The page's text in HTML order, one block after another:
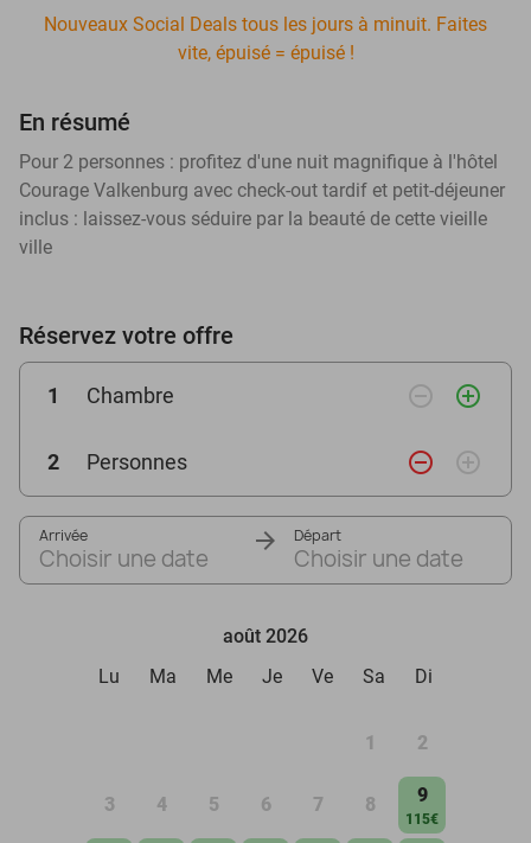
Nouveaux Social Deals tous les jours à minuit. Faites
vite, épuisé = épuisé !
En résumé
Pour 2 personnes : profitez d'une nuit magnifique à l'hôtel
Courage Valkenburg avec check-out tardif et petit-déjeuner
inclus : laissez-vous séduire par la beauté de cette vieille
ville
Réservez votre offre
1 Chambre remove_circle_outline add_circle_outline
2 Personnes remove_circle_outline add_circle_outline
Arrivée
Choisir une date
Départ
Choisir une date
août 2026
Lu
Ma Me Je Ve Sa Di
1 2
3 4 5 6 7 8 9
115€